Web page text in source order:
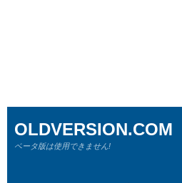
OLDVERSION.COM
ベータ版は使用できません!